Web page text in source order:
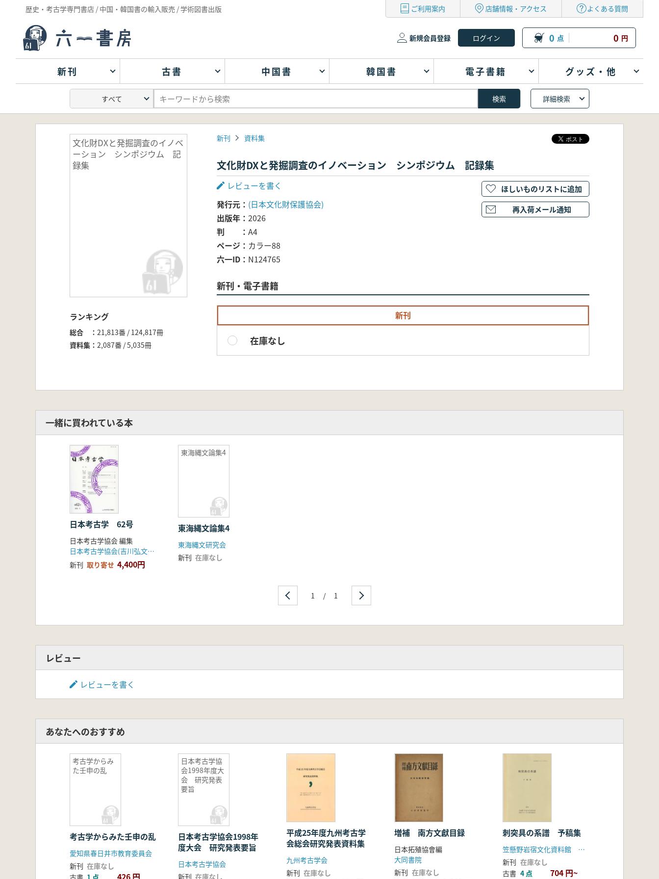
歴史・考古学専門書店 / 中国・韓国書の輸入販売 / 学術図書出版 ご利用案内 店舗情報・アクセス よくある質問
新規会員登録 0 点 0 円
新刊 古書 中国書 韓国書 電子書籍 グッズ・他
詳細検索
文化財DXと発掘調査のイノベ
ーション シンポジウム 記
録集
ランキング
総合
21,813番 / 124,817冊
資料集
2,087番 / 5,035冊
新刊 資料集
文化財DXと発掘調査のイノベーション シンポジウム 記録集
レビューを書く
発行元
(日本文化財保護協会)
出版年
2026
判
A4
ページ
カラー88
六一ID
N124765
新刊・電子書籍
新刊
在庫なし
ほしいものリストに追加
再入荷メール通知
一緒に買われている本
日本考古学 62号
日本考古学協会 編集
日本考古学協会(吉川弘文館)
新刊 取り寄せ 4,400円
東海縄文論集4
東海縄文論集4
東海縄文研究会
新刊 在庫なし
1 / 1
レビュー
レビューを書く
あなたへのおすすめ
考古学からみ
た壬申の乱
考古学からみた壬申の乱
愛知県春日井市教育委員会
新刊 在庫なし
426 円
日本考古学協
会1998年度大
会 研究発表
要旨
日本考古学協会1998年
度大会 研究発表要旨
日本考古学協会
新刊 在庫なし
平成25年度九州考古学
会総会研究発表資料集
九州考古学会
新刊 在庫なし
増補 南方文獻目録
日本拓殖協會編
大同書院
新刊 在庫なし
刺突具の系譜 予稿集
笠懸野岩宿文化資料館 岩宿フォーラム実行委員会
新刊 在庫なし
古書 4 点 704 円~